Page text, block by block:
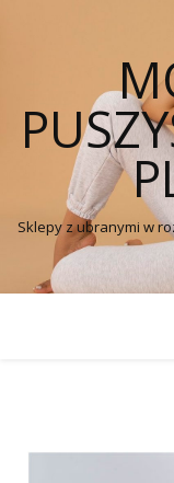
Sklepy z ubranymi w